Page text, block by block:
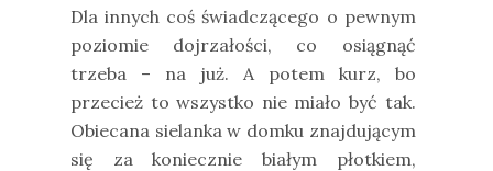
Dla innych coś świadczącego o pewnym
poziomie dojrzałości, co osiągnąć
trzeba – na już. A potem kurz, bo
przecież to wszystko nie miało być tak.
Obiecana sielanka w domku znajdującym
się za koniecznie białym płotkiem,